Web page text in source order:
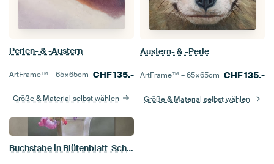
Perlen- & -Austern
ArtFrame™ –65×65cm CHF135.-
Größe & Material selbst wählen
Austern- & -Perle
ArtFrame™ –65×65cm CHF135.-
Größe & Material selbst wählen
Buchstabe in Blütenblatt-Schrift – Wicken